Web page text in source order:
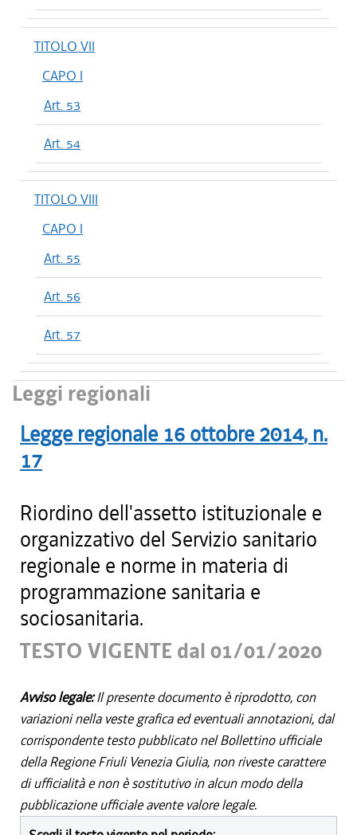
TITOLO VII
CAPO I
Art. 53
Art. 54
TITOLO VIII
CAPO I
Art. 55
Art. 56
Art. 57
Leggi regionali
Legge regionale 16 ottobre 2014, n.
17
Riordino dell'assetto istituzionale e
organizzativo del Servizio sanitario
regionale e norme in materia di
programmazione sanitaria e
sociosanitaria.
TESTO VIGENTE dal 01/01/2020
Avviso legale:Il presente documento è riprodotto, con
variazioni nella veste grafica ed eventuali annotazioni, dal
corrispondente testo pubblicato nel Bollettino ufficiale
della Regione Friuli Venezia Giulia, non riveste carattere
di ufficialità e non è sostitutivo in alcun modo della
pubblicazione ufficiale avente valore legale.